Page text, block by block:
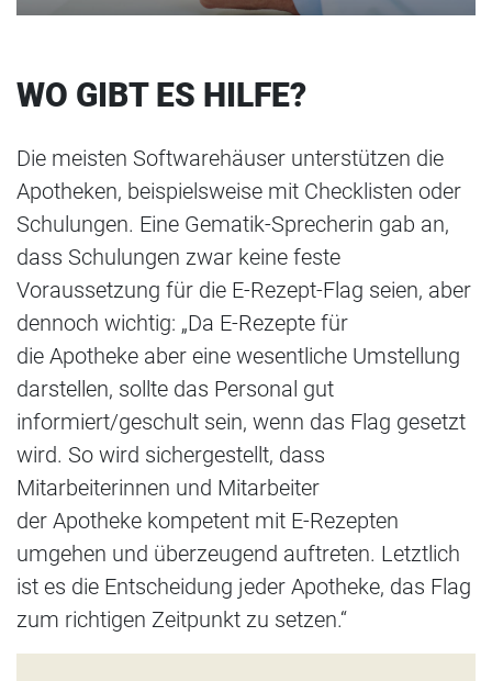
WO GIBT ES HILFE?
Die meisten Softwarehäuser unterstützen die
Apotheken, beispielsweise mit Checklisten oder
Schulungen. Eine Gematik-Sprecherin gab an,
dass Schulungen zwar keine feste
Voraussetzung für die E-Rezept-Flag seien, aber
dennoch wichtig: „Da E-Rezepte für
die Apotheke aber eine wesentliche Umstellung
darstellen, sollte das Personal gut
informiert/geschult sein, wenn das Flag gesetzt
wird. So wird sichergestellt, dass
Mitarbeiterinnen und Mitarbeiter
der Apotheke kompetent mit E-Rezepten
umgehen und überzeugend auftreten. Letztlich
ist es die Entscheidung jeder Apotheke, das Flag
zum richtigen Zeitpunkt zu setzen.“